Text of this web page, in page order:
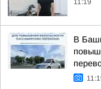
11:19
В